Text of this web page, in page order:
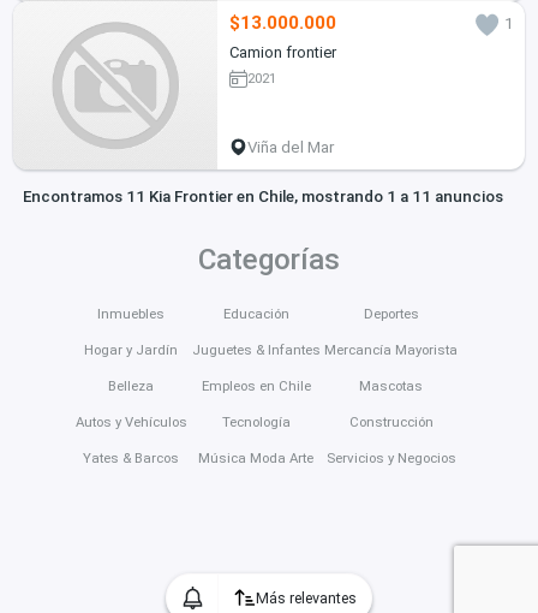
Más relevantes
$13.000.000
1
Camion frontier
2021
Viña del Mar
Encontramos 11 Kia Frontier en Chile, mostrando 1 a 11 anuncios
Categorías
Inmuebles
Hogar y Jardín
Belleza
Autos y Vehículos
Yates & Barcos
Educación
Juguetes & Infantes
Empleos en Chile
Tecnología
Música Moda Arte
Deportes
Mercancía Mayorista
Mascotas
Construcción
Servicios y Negocios